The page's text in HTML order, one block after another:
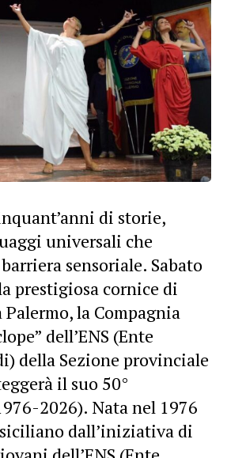
di storie,
universali che
sensoriale. Sabato
prestigiosa cornice di
Palermo, la Compagnia
dell’ENS (Ente
della Sezione provinciale
il suo 50°
2026). Nata nel 1976
dall’iniziativa di